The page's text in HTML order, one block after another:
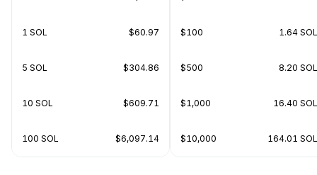
1 SOL $60.97
5 SOL $304.86
10 SOL $609.71
100 SOL $6,097.14
$100 1.64 SOL
$500 8.20 SOL
$1,000 16.40 SOL
$10,000 164.01 SOL